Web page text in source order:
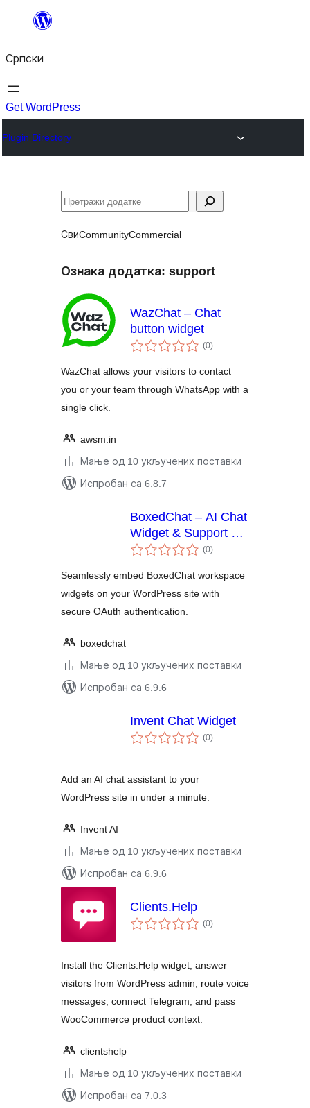
Скочи
садржај
Српски
Get WordPress
Plugin Directory
Претрага
СвиCommunityCommercial
Ознака додатка: support
WazChat – Chat
button widget
(0укупних
оцена
)
WazChat allows your visitors to contact
you or your team through WhatsApp with a
single click.
awsm.in
Мање од 10 укључених поставки
Испробан са 6.8.7
BoxedChat – AI Chat
Widget & Support &
Helpdesk
(0укупних
оцена
)
Seamlessly embed BoxedChat workspace
widgets on your WordPress site with
secure OAuth authentication.
boxedchat
Мање од 10 укључених поставки
Испробан са 6.9.6
Invent Chat Widget
(0укупних
оцена
)
Add an AI chat assistant to your
WordPress site in under a minute.
Invent AI
Мање од 10 укључених поставки
Испробан са 6.9.6
Clients.Help
(0укупних
оцена
)
Install the Clients.Help widget, answer
visitors from WordPress admin, route voice
messages, connect Telegram, and pass
WooCommerce product context.
clientshelp
Мање од 10 укључених поставки
Испробан са 7.0.3